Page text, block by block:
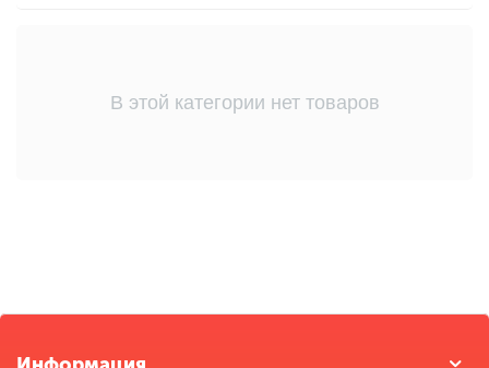
В этой категории нет товаров